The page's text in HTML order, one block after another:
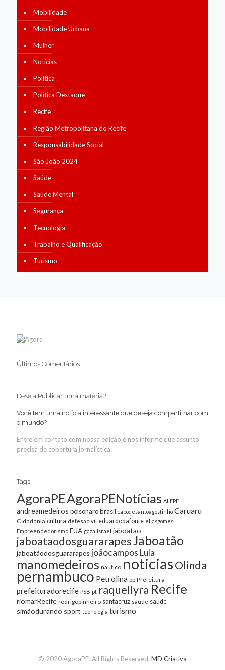
Mobilidade
Mobilidade Urbana
Mulher
Notícias
Política
Política Destaque
Recife
Região Metropolitana do Recife
Responsabilidade Social
São João 2024
Saúde
Saúde Mental
Segurança
Tecnologia
Trabalho e Qualificação
Turismo
Últimos Comentários
Deseja Publicar uma matéria?
Você tem uma notícia interessante que deseja compartilhar com
o mundo?
Entre em contato com nossa edição e nos informe que assunto
precisa de cobertura jornalística.
Tags
AgoraPEAgoraPENotícias ALEPE
andreamedeiros bolsonarobrasil cabodesantoagostinho Caruaru
Cidadania cultura defesacivil eduardodafonte eliasgomes
Empreendedorismo EUA gaza Israel jaboatao
jaboataodosguararapesJaboatão
jaboatãodosguararapes joãocampos Lula
manomedeiros nautico noticiasOlinda
pernambuco Petrolina pp Prefeitura
prefeituradorecife PSB pt raquellyra Recife
riomarRecife rodrigopinheiro santacruz saude saúde
simãodurando sport tecnologia turismo
© 2020 AgoraPE. All Rights Reserved. MD Criativa